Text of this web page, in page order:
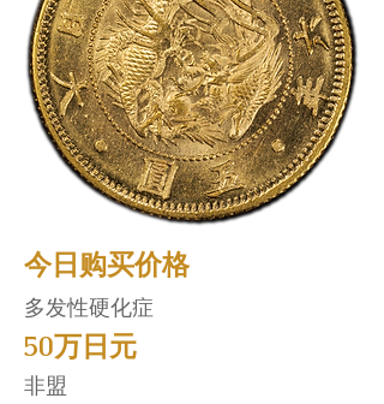
今日购买价格
多发性硬化症
50万日元
非盟